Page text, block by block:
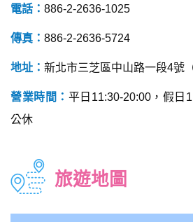
電話： 886-2-2636-1025
傳真： 886-2-2636-5724
地址： 新北市三芝區中山路一段4號
營業時間： 平日11:30-20:00，假日
公休
旅遊地圖